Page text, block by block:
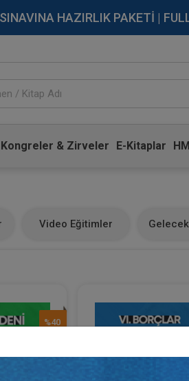
HAZIRLIK PAKETİ |
Kongreler & Zirveler E-Kitaplar
Video Eğitimler
%40